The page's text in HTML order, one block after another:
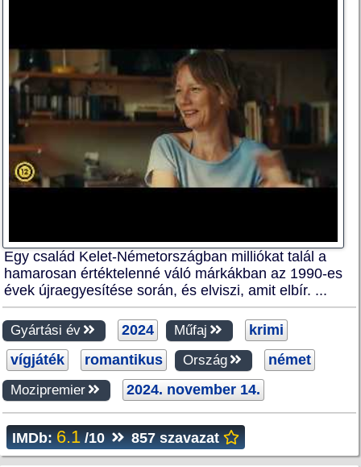
Egy család Kelet-Németországban milliókat talál a
hamarosan értéktelenné váló márkákban az 1990-es
évek újraegyesítése során, és elviszi, amit elbír. ...
Gyártási év 2024 Műfaj
krimi
vígjáték
romantikus Ország német
Mozipremier 2024. november 14.
IMDb: 6.1 /10 857 szavazat